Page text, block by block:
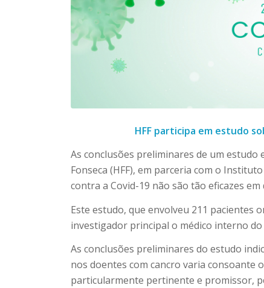
HFF participa em estudo
As conclusões preliminares de um
Fonseca (HFF), em parceria com o
contra a Covid-19 não são tão eficazes
Este estudo, que envolveu 211 pacientes
investigador principal o médico interno
As conclusões preliminares do estudo
nos doentes com cancro varia consoante
particularmente pertinente e promissor,